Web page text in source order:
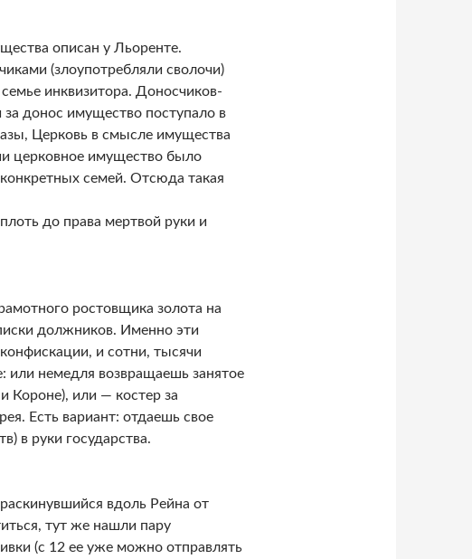
описан у Льоренте.
(злоупотребляли сволочи)
инквизитора. Доносчиков-
донос имущество поступало в
Церковь в смысле имущества
церковное имущество было
семей. Отсюда такая
до права мертвой руки и
ростовщика золота на
должников. Именно эти
и сотни, тысячи
или немедля возвращаешь занятое
Короне), или — костер за
Есть вариант: отдаешь свое
в руки государства.
вдоль Рейна от
тут же нашли пару
(с 12 ее уже можно отправлять